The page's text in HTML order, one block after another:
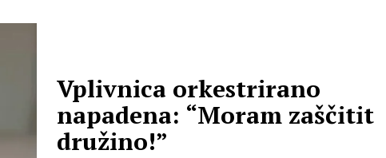
Vplivnica orkestrirano
napadena: “Moram zaščitit
družino!”